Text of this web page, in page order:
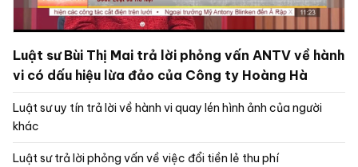
Luật sư Bùi Thị Mai trả lời phỏng vấn ANTV về hành
vi có dấu hiệu lừa đảo của Công ty Hoàng Hà
Luật sư uy tín trả lời về hành vi quay lén hình ảnh của người
khác
Luật sư trả lời phỏng vấn về việc đổi tiền lẻ thu phí